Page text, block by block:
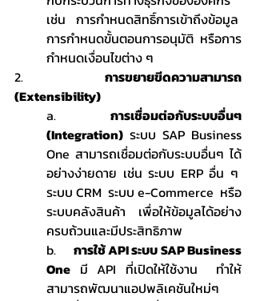
เช่น การกำหนดสิทธิ์การเข้าถึงข้อมูล
การกำหนดขั้นตอนการอนุมัติ  หรือการ
กำหนดเงื่อนไขต่าง ๆ
2. การขยายขีดความสามารถ
(Extensibility)
a. การเชื่อมต่อกับระบบอื่นๆ
(Integration) ระบบ SAP Business
One สามารถเชื่อมต่อกับระบบอื่นๆ ได้
อย่างง่ายดาย เช่น ระบบ ERP อื่น ๆ
ระบบ CRM  ระบบ e-Commerce  หรือ
ระบบคลังสินค้า เพื่อให้ข้อมูลได้อย่าง
ครบถ้วนและมีประสิทธิภาพ
b. การใช้ API ระบบ SAP Business
One มี API ที่เปิดให้ใช้งาน  ทำให้
สามารถพัฒนาแอปพลิเคชันใหม่ๆ